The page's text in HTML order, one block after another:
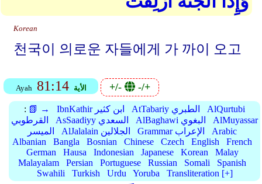
Korean
천국이 의로운 자들에게 가 까이 오고
Ayah 81:14 الأية +/- -/+
: 📗 → IbnKathir ابن كثير AtTabariy الطبري
AlQurtubi
القرطوبي
AsSaadiyy السعدي AlBaghawi البغوي
AlMuyassar
الميسر
AlJalalain الجلالين Grammar الإعراب
Arabic
Albanian
Bangla Bosnian Chinese Czech English
French
German
Hausa Indonesian Japanese Korean
Malay
Malayalam
Persian Portuguese Russian Somali
Spanish
Swahili
Turkish Urdu Yoruba Transliteration [+]